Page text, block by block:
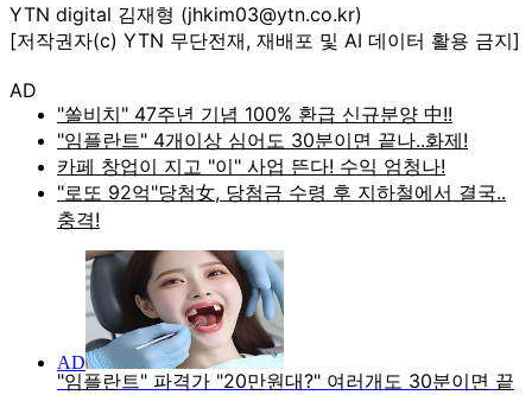
YTN digital 김재형 (jhkim03@ytn.co.kr)
[저작권자(c) YTN 무단전재, 재배포 및 AI 데이터 활용 금지]
AD